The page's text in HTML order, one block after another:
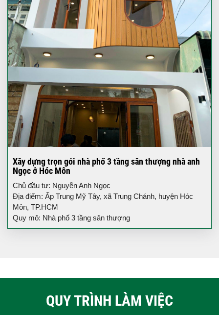
Xây dựng trọn gói nhà phố 3 tầng sân thượng nhà anh
Ngọc ở Hóc Môn
Chủ đầu tư: Nguyễn Anh Ngọc
Địa điểm: Ấp Trung Mỹ Tây, xã Trung Chánh, huyện Hóc
Môn, TP.HCM
Quy mô: Nhà phố 3 tầng sân thượng
QUY TRÌNH LÀM VIỆC